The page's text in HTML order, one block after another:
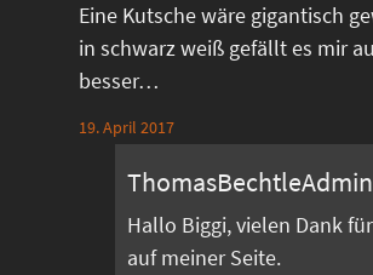
Eine Kutsche wäre gigantisch
in schwarz weiß gefällt es mir
besser…
19. April 2017
ThomasBechtleAdmin
Hallo Biggi, vielen Dank
auf meiner Seite.